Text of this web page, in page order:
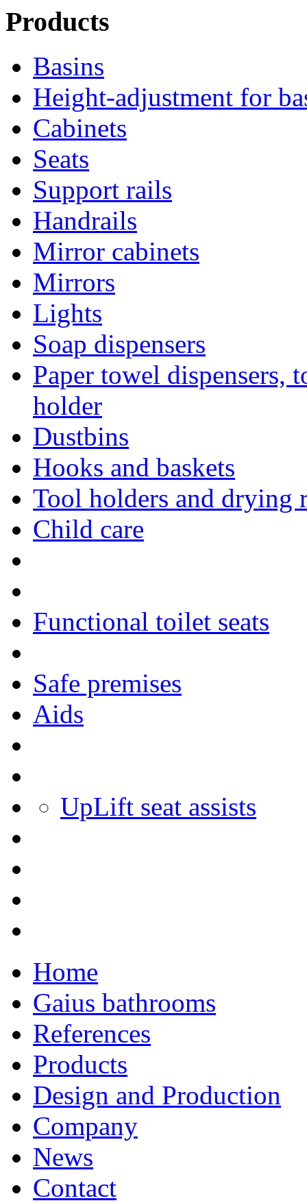
Products
Basins
Height-adjustment for
Cabinets
Seats
Support rails
Handrails
Mirror cabinets
Mirrors
Lights
Soap dispensers
Paper towel dispensers,
holder
Dustbins
Hooks and baskets
Tool holders and drying
Child care
Functional toilet seats
Safe premises
Aids
UpLift seat assists
Home
Gaius bathrooms
References
Products
Design and Production
Company
News
Contact